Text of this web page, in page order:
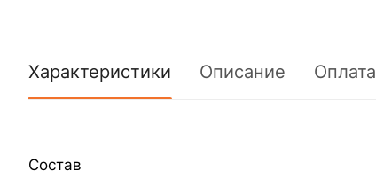
Характеристики Описание Оплата
Состав